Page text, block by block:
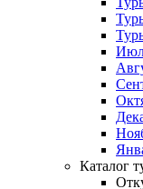
Каталог